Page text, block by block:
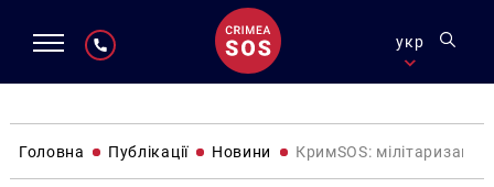
укр
Головна Публікації Новини КримSOS: